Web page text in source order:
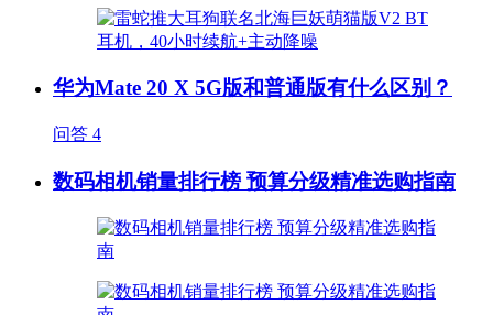
华为Mate 20 X 5G版和普通版有什么区别？
问答 4
数码相机销量排行榜 预算分级精准选购指南